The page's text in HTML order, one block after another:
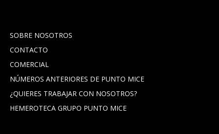
SOBRE NOSOTROS
CONTACTO
COMERCIAL
NÚMEROS ANTERIORES DE PUNTO MICE
¿QUIERES TRABAJAR CON NOSOTROS?
HEMEROTECA GRUPO PUNTO MICE